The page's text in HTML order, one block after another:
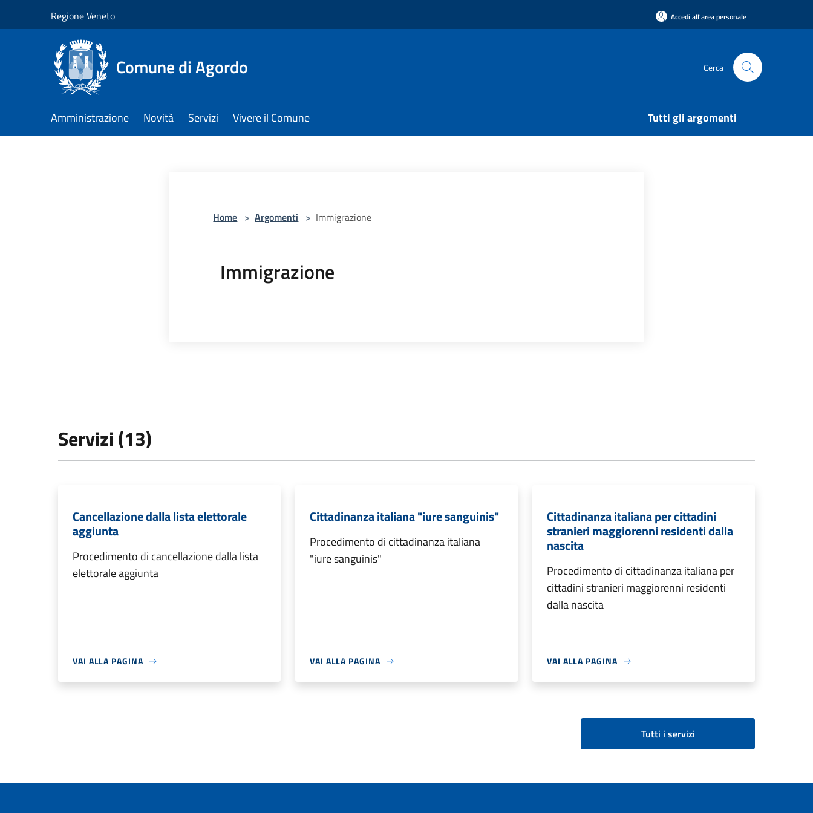
Regione Veneto Accedi all'area personale
Comune di Agordo Cerca
Amministrazione Novità Servizi Vivere il Comune Tutti gli argomenti
Home > Argomenti > Immigrazione
Immigrazione
Servizi (13)
Cancellazione dalla lista elettorale
aggiunta
Procedimento di cancellazione dalla lista
elettorale aggiunta
VAI ALLA PAGINA
Cittadinanza italiana "iure sanguinis"
Procedimento di cittadinanza italiana
"iure sanguinis"
VAI ALLA PAGINA
Cittadinanza italiana per cittadini
stranieri maggiorenni residenti dalla
nascita
Procedimento di cittadinanza italiana per
cittadini stranieri maggiorenni residenti
dalla nascita
VAI ALLA PAGINA
Tutti i servizi